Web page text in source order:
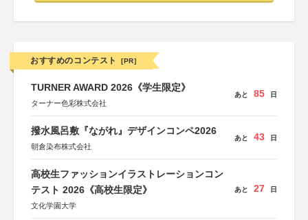
おすすめのコンテスト [PR]
TURNER AWARD 2026《学生限定》
ターナー色彩株式会社
あと 85 日
撥水風呂敷『ながれ』デザインコンペ2026
朝倉染布株式会社
あと 43 日
高校生ファッションイラストレーションコン
テスト 2026《高校生限定》
文化学園大学
あと 27 日